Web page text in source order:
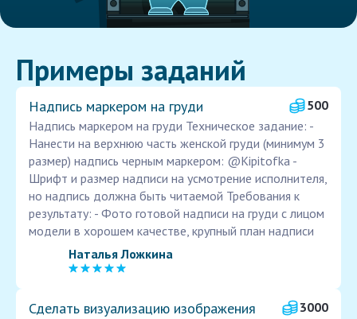
Примеры заданий
Надпись маркером на груди
500
Надпись маркером на груди Техническое задание: -
Нанести на верхнюю часть женской груди (минимум 3
размер) надпись черным маркером: @Kipitofka -
Шрифт и размер надписи на усмотрение исполнителя,
но надпись должна быть читаемой Требования к
результату: - Фото готовой надписи на груди с лицом
модели в хорошем качестве, крупный план надписи
Наталья Ложкина
Сделать визуализацию изображения
3000